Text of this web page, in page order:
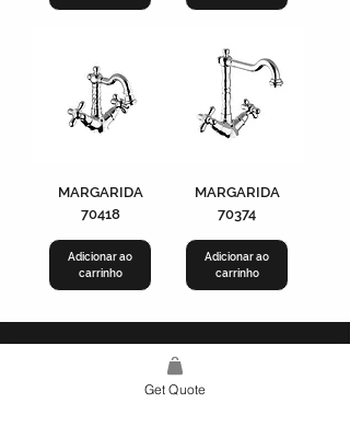
MARGARIDA
70418
Adicionar ao
carrinho
MARGARIDA
70374
Adicionar ao
carrinho
Estrada de Alvide 260
Alcabideche
Get Quote